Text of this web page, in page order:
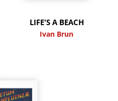
LIFE'S A BEACH
Ivan Brun